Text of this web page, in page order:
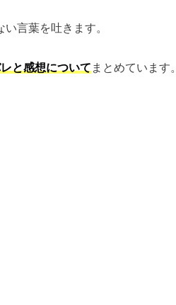
言葉を吐きます。
と感想について まとめています。